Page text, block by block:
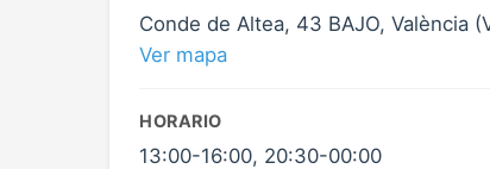
Conde de Altea, 43 BAJO, València
Ver mapa
HORARIO
13:00-16:00, 20:30-00:00